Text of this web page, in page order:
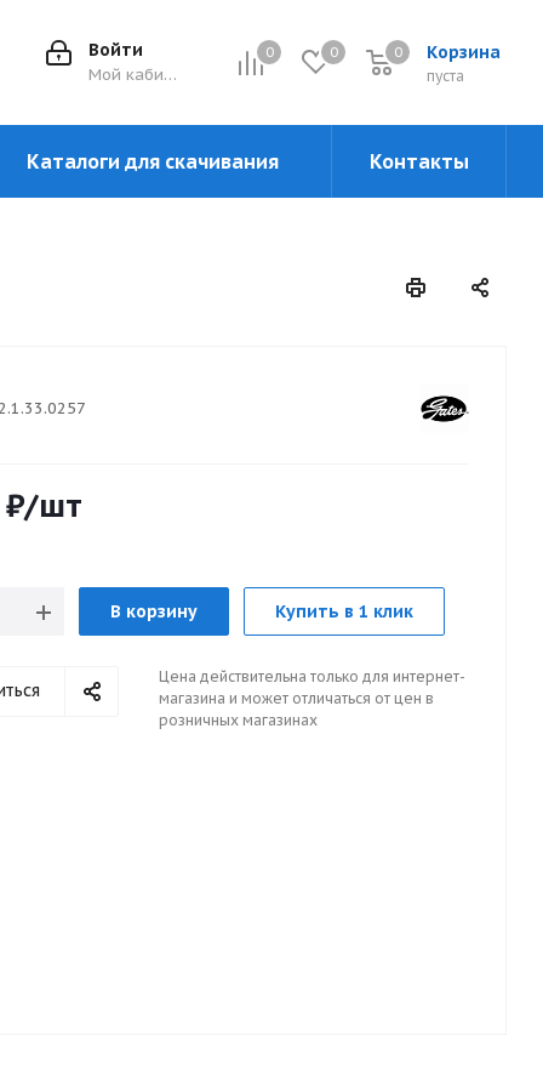
0 0 Корзина
0
пуста
0
Войти
Мой кабинет
Каталоги для скачивания Контакты
₽/шт
В корзину Купить в 1 клик
Цена действительна только для интернет-
магазина и может отличаться от цен в
розничных магазинах